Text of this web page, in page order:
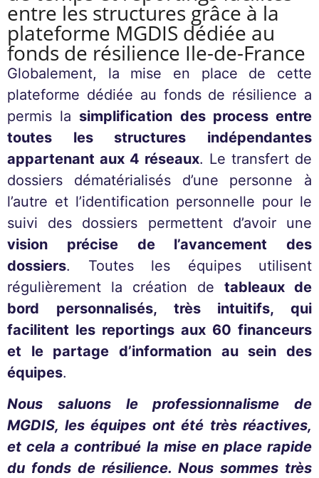
entre les structures grâce à la
plateforme MGDIS dédiée au
fonds de résilience Ile-de-France
Globalement, la mise en place de cette
plateforme dédiée au fonds de résilience a
permis la simplification des process entre
toutes les structures indépendantes
appartenant aux 4 réseaux. Le transfert de
dossiers dématérialisés d’une personne à
l’autre et l’identification personnelle pour le
suivi des dossiers permettent d’avoir une
vision précise de l’avancement des
dossiers. Toutes les équipes utilisent
régulièrement la création de tableaux de
bord personnalisés, très intuitifs, qui
facilitent les reportings aux 60 financeurs
et le partage d’information au sein des
équipes.
Nous saluons le professionnalisme de
MGDIS, les équipes ont été très réactives,
et cela a contribué la mise en place rapide
du fonds de résilience. Nous sommes très